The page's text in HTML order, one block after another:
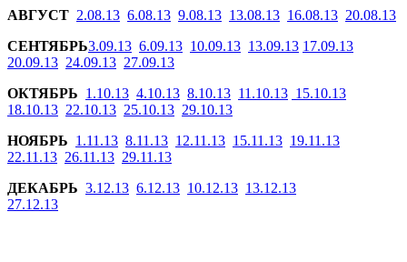
АВГУСТ 2.08.13 6.08.13 9.08.13 13.08.13 16.08.13 20.08.13
СЕНТЯБРЬ3.09.13 6.09.13 10.09.13 13.09.13 17.09.13
20.09.13 24.09.13 27.09.13
ОКТЯБРЬ 1.10.13 4.10.13 8.10.13 11.10.13 15.10.13
18.10.13 22.10.13 25.10.13 29.10.13
НОЯБРЬ 1.11.13 8.11.13 12.11.13 15.11.13 19.11.13
22.11.13 26.11.13 29.11.13
ДЕКАБРЬ 3.12.13 6.12.13 10.12.13 13.12.13
27.12.13